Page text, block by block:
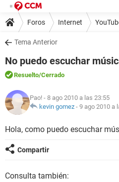
Foros Internet
Tema Anterior
No puedo escuchar
Resuelto/Cerrado
Pao! - 8 ago 2010 a las 23:55
kevin gomez - 9 ago 2010 a
Hola, como puedo escuchar
Compartir
Consulta también: